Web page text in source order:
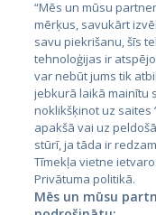
Эстония
Латвия
Литва
“Mēs un mūsu
mērķus, savukārt
savu piekrišanu, šīs
tehnoloģijas ir
var nebūt jums tik
jebkurā laikā mainītu
noklikšķinot uz saites
apakšā vai uz
stūrī, ja tāda ir
Tīmekļa vietne
Privātuma politikā.
Mēs un mūsu